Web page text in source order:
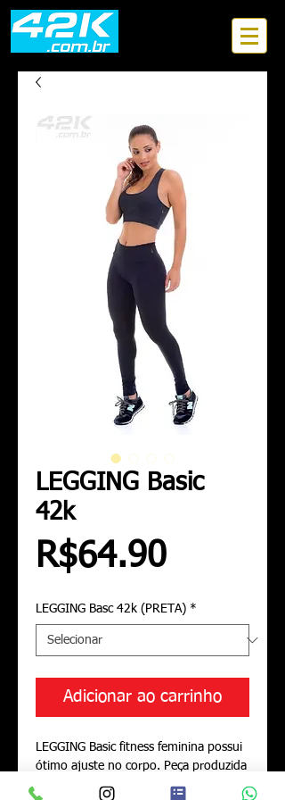
LEGGING Basic
42k
R$64.90Preço
LEGGING Basc 42k (PRETA) *
Adicionar ao carrinho
LEGGING Basic fitness feminina possui
ótimo ajuste no corpo. Peça produzida
em poliamida e elastano oferece leveza